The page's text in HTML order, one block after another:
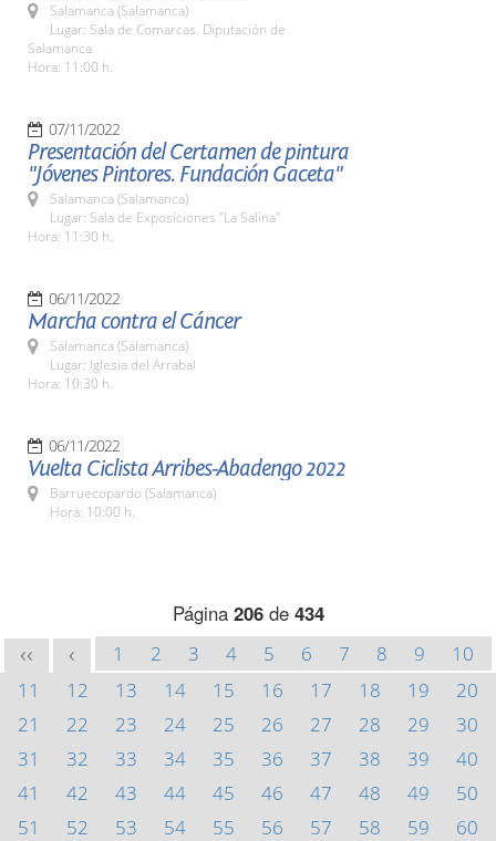
Salamanca (Salamanca)
Lugar: Sala de Comarcas. Diputación de
Salamanca
Hora: 11:00 h.
07/11/2022
Presentación del Certamen de pintura
"Jóvenes Pintores. Fundación Gaceta"
Salamanca (Salamanca)
Lugar: Sala de Exposiciones "La Salina"
Hora: 11:30 h.
06/11/2022
Marcha contra el Cáncer
Salamanca (Salamanca)
Lugar: Iglesia del Arrabal
Hora: 10:30 h.
06/11/2022
Vuelta Ciclista Arribes-Abadengo 2022
Barruecopardo (Salamanca)
Hora: 10:00 h.
Página 206de 434
<< < 1 2 3 4 5 6 7 8 9
10
11
12 13 14 15 16 17 18 19
20
21
22 23 24 25 26 27 28 29
30
31
32 33 34 35 36 37 38 39
40
41
42 43 44 45 46 47 48 49
50
51
52 53 54 55 56 57 58 59
60